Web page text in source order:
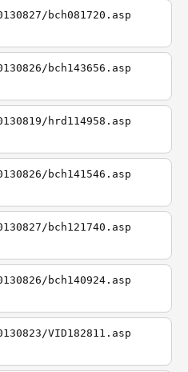
bch081720.asp
bch143656.asp
hrd114958.asp
bch141546.asp
bch121740.asp
bch140924.asp
VID182811.asp